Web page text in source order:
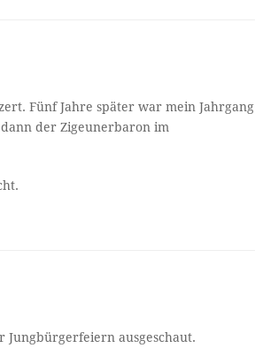
Fünf Jahre später war mein Jahrgang
der Zigeunerbaron im
ausgeschaut.